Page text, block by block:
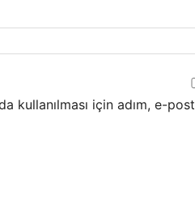
kullanılması için adım, e-